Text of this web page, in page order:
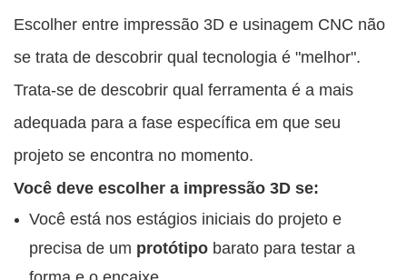
Escolher entre impressão 3D e usinagem CNC não
se trata de descobrir qual tecnologia é "melhor".
Trata-se de descobrir qual ferramenta é a mais
adequada para a fase específica em que seu
projeto se encontra no momento.
Você deve escolher a impressão 3D se:
Você está nos estágios iniciais do projeto e
precisa de um protótipobarato para testar a